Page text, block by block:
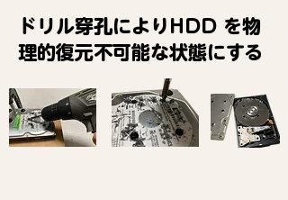
ドリル穿孔によりHDD を物
理的復元不可能な状態にする